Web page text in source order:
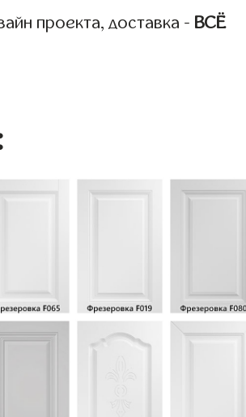
проекта, доставка - ВСЁ